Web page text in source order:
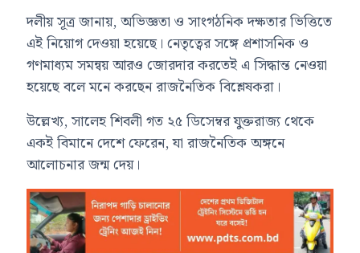
দলীয় সূত্র জানায়, অভিজ্ঞতা ও সাংগঠনিক দক্ষতার ভিত্তিতে
এই নিয়োগ দেওয়া হয়েছে। নেতৃত্বের সঙ্গে প্রশাসনিক ও
গণমাধ্যম সমন্বয় আরও জোরদার করতেই এ সিদ্ধান্ত নেওয়া
হয়েছে বলে মনে করছেন রাজনৈতিক বিশ্লেষকরা।
উল্লেখ্য, সালেহ শিবলী গত ২৫ ডিসেম্বর যুক্তরাজ্য থেকে
একই বিমানে দেশে ফেরেন, যা রাজনৈতিক অঙ্গনে
আলোচনার জন্ম দেয়।